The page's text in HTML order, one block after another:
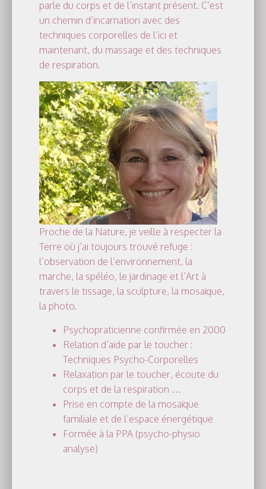
parle du corps et de l’instant présent. C’est
un chemin d’incarnation avec des
techniques corporelles de l’ici et
maintenant, du massage et des techniques
de respiration.
Proche de la Nature, je veille à respecter la
Terre où j’ai toujours trouvé refuge :
l’observation de l’environnement, la
marche, la spéléo, le jardinage et l’Art à
travers le tissage, la sculpture, la mosaïque,
la photo.
Psychopraticienne confirmée en 2000
Relation d’aide par le toucher :
Techniques Psycho-Corporelles
Relaxation par le toucher, écoute du
corps et de la respiration …
Prise en compte de la mosaïque
familiale et de l’espace énergétique
Formée à la PPA (psycho-physio
analyse)